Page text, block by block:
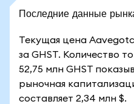
Последние данные
Текущая цена
за GHST. Количество
52,75 млн GHST
рыночная
составляет 2,34 млн $.